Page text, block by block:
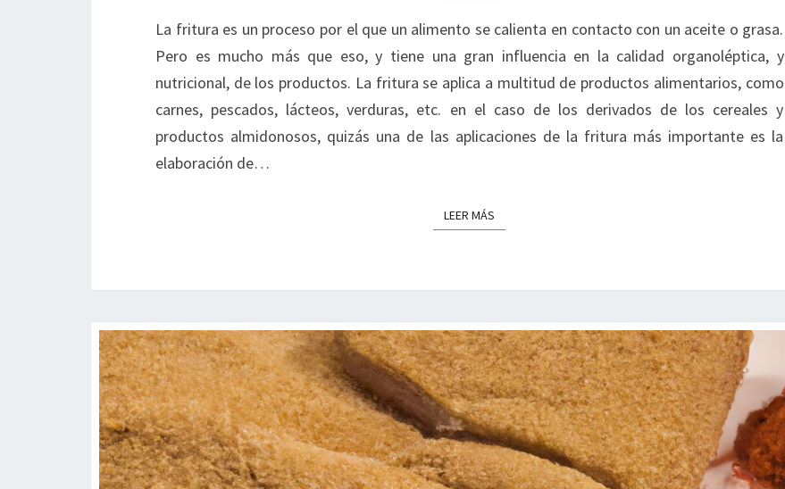
La fritura es un proceso por el que un alimento se calienta en contacto con un aceite o grasa.
Pero es mucho más que eso, y tiene una gran influencia en la calidad organoléptica, y
nutricional, de los productos. La fritura se aplica a multitud de productos alimentarios, como
carnes, pescados, lácteos, verduras, etc. en el caso de los derivados de los cereales y
productos almidonosos, quizás una de las aplicaciones de la fritura más importante es la
elaboración de…
LEER MÁS